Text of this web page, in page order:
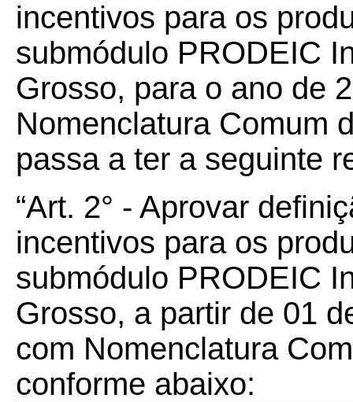
incentivos para os
submódulo PRODEIC
Grosso, para o ano de
Nomenclatura Comum
passa a ter a seguinte
“Art. 2° - Aprovar
incentivos para os
submódulo PRODEIC
Grosso, a partir de 01
com Nomenclatura
conforme abaixo: